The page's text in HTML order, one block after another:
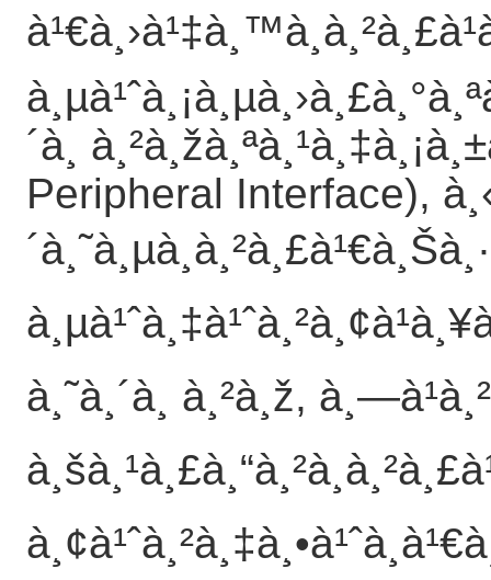
´à¸
Peripheral Interface),
à¸˜à¸´à¸ à¸²à¸ž,